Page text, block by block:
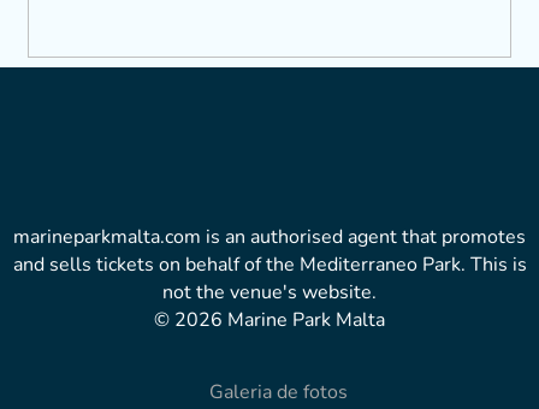
marineparkmalta.com is an authorised agent that promotes
and sells tickets on behalf of the Mediterraneo Park. This is
not the venue's website.
© 2026 Marine Park Malta
Galeria de fotos